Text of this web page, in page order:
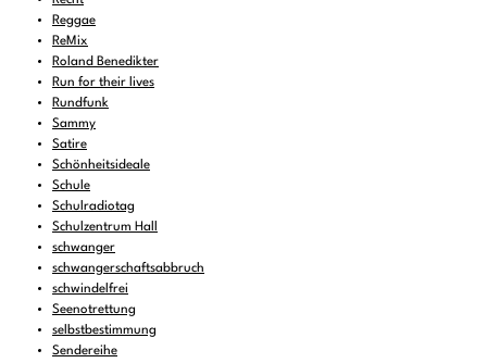
Reggae
ReMix
Roland Benedikter
Run for their lives
Rundfunk
Sammy
Satire
Schönheitsideale
Schule
Schulradiotag
Schulzentrum Hall
schwanger
schwangerschaftsabbruch
schwindelfrei
Seenotrettung
selbstbestimmung
Sendereihe